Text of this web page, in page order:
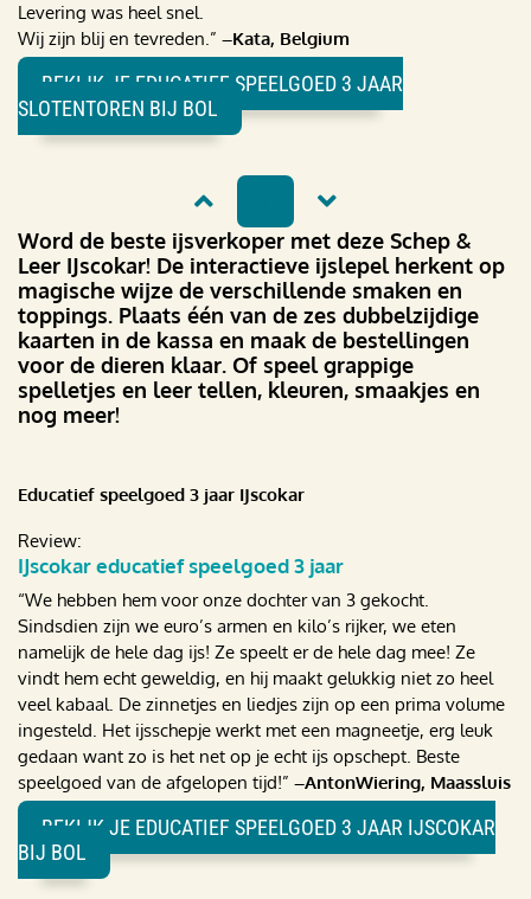
Levering was heel snel.
Wij zijn blij en tevreden.” –Kata, Belgium
BEKIJK JE EDUCATIEF SPEELGOED 3 JAAR
SLOTENTOREN BIJ BOL
Word de beste ijsverkoper met deze Schep &
Leer IJscokar! De interactieve ijslepel herkent op
magische wijze de verschillende smaken en
toppings. Plaats één van de zes dubbelzijdige
kaarten in de kassa en maak de bestellingen
voor de dieren klaar. Of speel grappige
spelletjes en leer tellen, kleuren, smaakjes en
nog meer!
Educatief speelgoed 3 jaar IJscokar
Review:
IJscokar educatief speelgoed 3 jaar
“We hebben hem voor onze dochter van 3 gekocht.
Sindsdien zijn we euro’s armen en kilo’s rijker, we eten
namelijk de hele dag ijs! Ze speelt er de hele dag mee! Ze
vindt hem echt geweldig, en hij maakt gelukkig niet zo heel
veel kabaal. De zinnetjes en liedjes zijn op een prima volume
ingesteld. Het ijsschepje werkt met een magneetje, erg leuk
gedaan want zo is het net op je echt ijs opschept. Beste
speelgoed van de afgelopen tijd!” –AntonWiering, Maassluis
BEKIJK JE EDUCATIEF SPEELGOED 3 JAAR IJSCOKAR
BIJ BOL